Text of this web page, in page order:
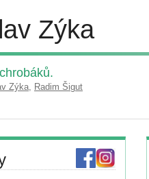
Zýka
Zýka, Radim Šigut